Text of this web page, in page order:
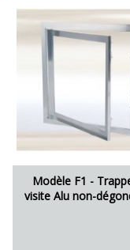
Modèle F1 -
visite Alu non-